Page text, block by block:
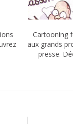
Cartooning
aux grands
presse.